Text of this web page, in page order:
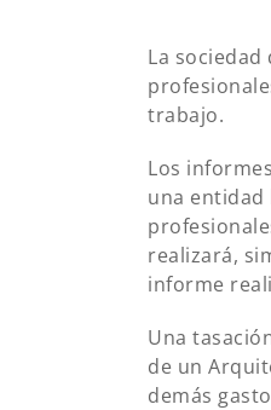
La
trabajo.
Los
una entidad
realizará,
informe
Una
de un
demás